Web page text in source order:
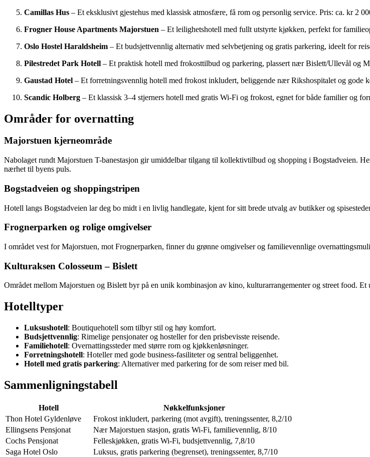
Camillas Hus – Et eksklusivt gjestehus med klassisk atmosfære, få rom og personlig service. Pris: ca. kr 2
Frogner House Apartments Majorstuen – Et leilighetshotell med fullt utstyrte kjøkken, perfekt for
Oslo Hostel Haraldsheim – Et budsjettvennlig alternativ med selvbetjening og gratis parkering, ideelt for
Pilestredet Park Hotell – Et praktisk hotell med frokosttilbud og parkering, plassert nær Bislett/Ullevål og
Gaustad Hotel – Et forretningsvennlig hotell med frokost inkludert, beliggende nær Rikshospitalet og gode
Scandic Holberg – Et klassisk 3–4 stjerners hotell med gratis Wi-Fi og frokost, egnet for både familier og
Områder for overnatting
Majorstuen kjerneområde
Nabolaget rundt Majorstuen T-banestasjon gir umiddelbar tilgang til kollektivtilbud og shopping i Bogstadveien.
nærhet til byens puls.
Bogstadveien og shoppingstripen
Hotell langs Bogstadveien lar deg bo midt i en livlig handlegate, kjent for sitt brede utvalg av butikker og
Frognerparken og rolige omgivelser
I området vest for Majorstuen, mot Frognerparken, finner du grønne omgivelser og familievennlige
Kulturaksen Colosseum – Bislett
Området mellom Majorstuen og Bislett byr på en unik kombinasjon av kino, kulturarrangementer og street food.
Hotelltyper
Luksushotell: Boutiquehotell som tilbyr stil og høy komfort.
Budsjettvennlig: Rimelige pensjonater og hosteller for den prisbevisste reisende.
Familiehotell: Overnattingssteder med større rom og kjøkkenløsninger.
Forretningshotell: Hoteller med gode business-fasiliteter og sentral beliggenhet.
Hotell med gratis parkering: Alternativer med parkering for de som reiser med bil.
Sammenligningstabell
Hotell
Nøkkelfunksjoner
Thon Hotel Gyldenløve
Frokost inkludert, parkering (mot avgift), treningssenter, 8,2/10
Ellingsens Pensjonat
Nær Majorstuen stasjon, gratis Wi-Fi, familievennlig, 8/10
Cochs Pensjonat
Felleskjøkken, gratis Wi-Fi, budsjettvennlig, 7,8/10
Saga Hotel Oslo
Luksus, gratis parkering (begrenset), treningssenter, 8,7/10